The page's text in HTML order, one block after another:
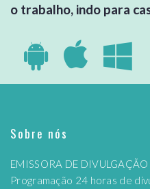
o trabalho, indo para
Sobre nós
EMISSORA DE
Programação 24 horas de